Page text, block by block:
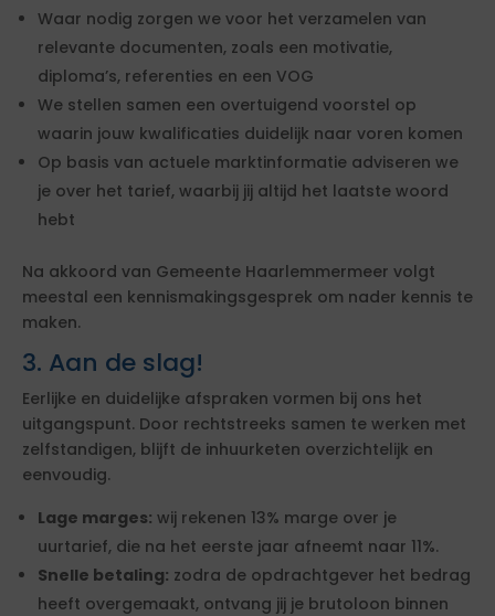
Waar nodig zorgen we voor het verzamelen van
relevante documenten, zoals een motivatie,
diploma’s, referenties en een VOG
We stellen samen een overtuigend voorstel op
waarin jouw kwalificaties duidelijk naar voren komen
Op basis van actuele marktinformatie adviseren we
je over het tarief, waarbij jij altijd het laatste woord
hebt
Na akkoord van Gemeente Haarlemmermeer volgt
meestal een kennismakingsgesprek om nader kennis te
maken.
3. Aan de slag!
Eerlijke en duidelijke afspraken vormen bij ons het
uitgangspunt. Door rechtstreeks samen te werken met
zelfstandigen, blijft de inhuurketen overzichtelijk en
eenvoudig.
Lage marges: wij rekenen 13% marge over je
uurtarief, die na het eerste jaar afneemt naar 11%.
Snelle betaling: zodra de opdrachtgever het bedrag
heeft overgemaakt, ontvang jij je brutoloon binnen